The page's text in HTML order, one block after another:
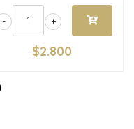
+
-
$2.800